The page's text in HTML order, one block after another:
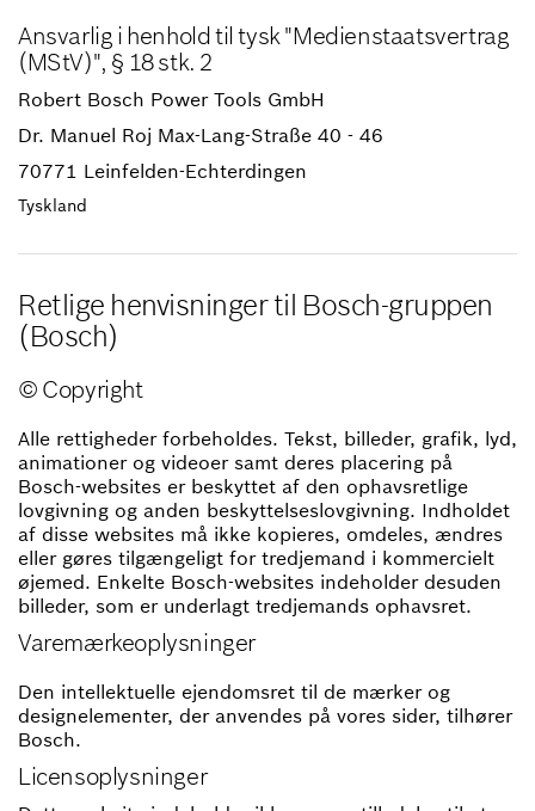
Ansvarlig i henhold til tysk "Medienstaatsvertrag
(MStV)", § 18 stk. 2
Robert Bosch Power Tools GmbH
Dr. Manuel Roj Max-Lang-Straße 40 - 46
70771 Leinfelden-Echterdingen
Tyskland
Retlige henvisninger til Bosch-gruppen
(Bosch)
© Copyright
Alle rettigheder forbeholdes. Tekst, billeder, grafik, lyd,
animationer og videoer samt deres placering på
Bosch-websites er beskyttet af den ophavsretlige
lovgivning og anden beskyttelseslovgivning. Indholdet
af disse websites må ikke kopieres, omdeles, ændres
eller gøres tilgængeligt for tredjemand i kommercielt
øjemed. Enkelte Bosch-websites indeholder desuden
billeder, som er underlagt tredjemands ophavsret.
Varemærkeoplysninger
Den intellektuelle ejendomsret til de mærker og
designelementer, der anvendes på vores sider, tilhører
Bosch.
Licensoplysninger